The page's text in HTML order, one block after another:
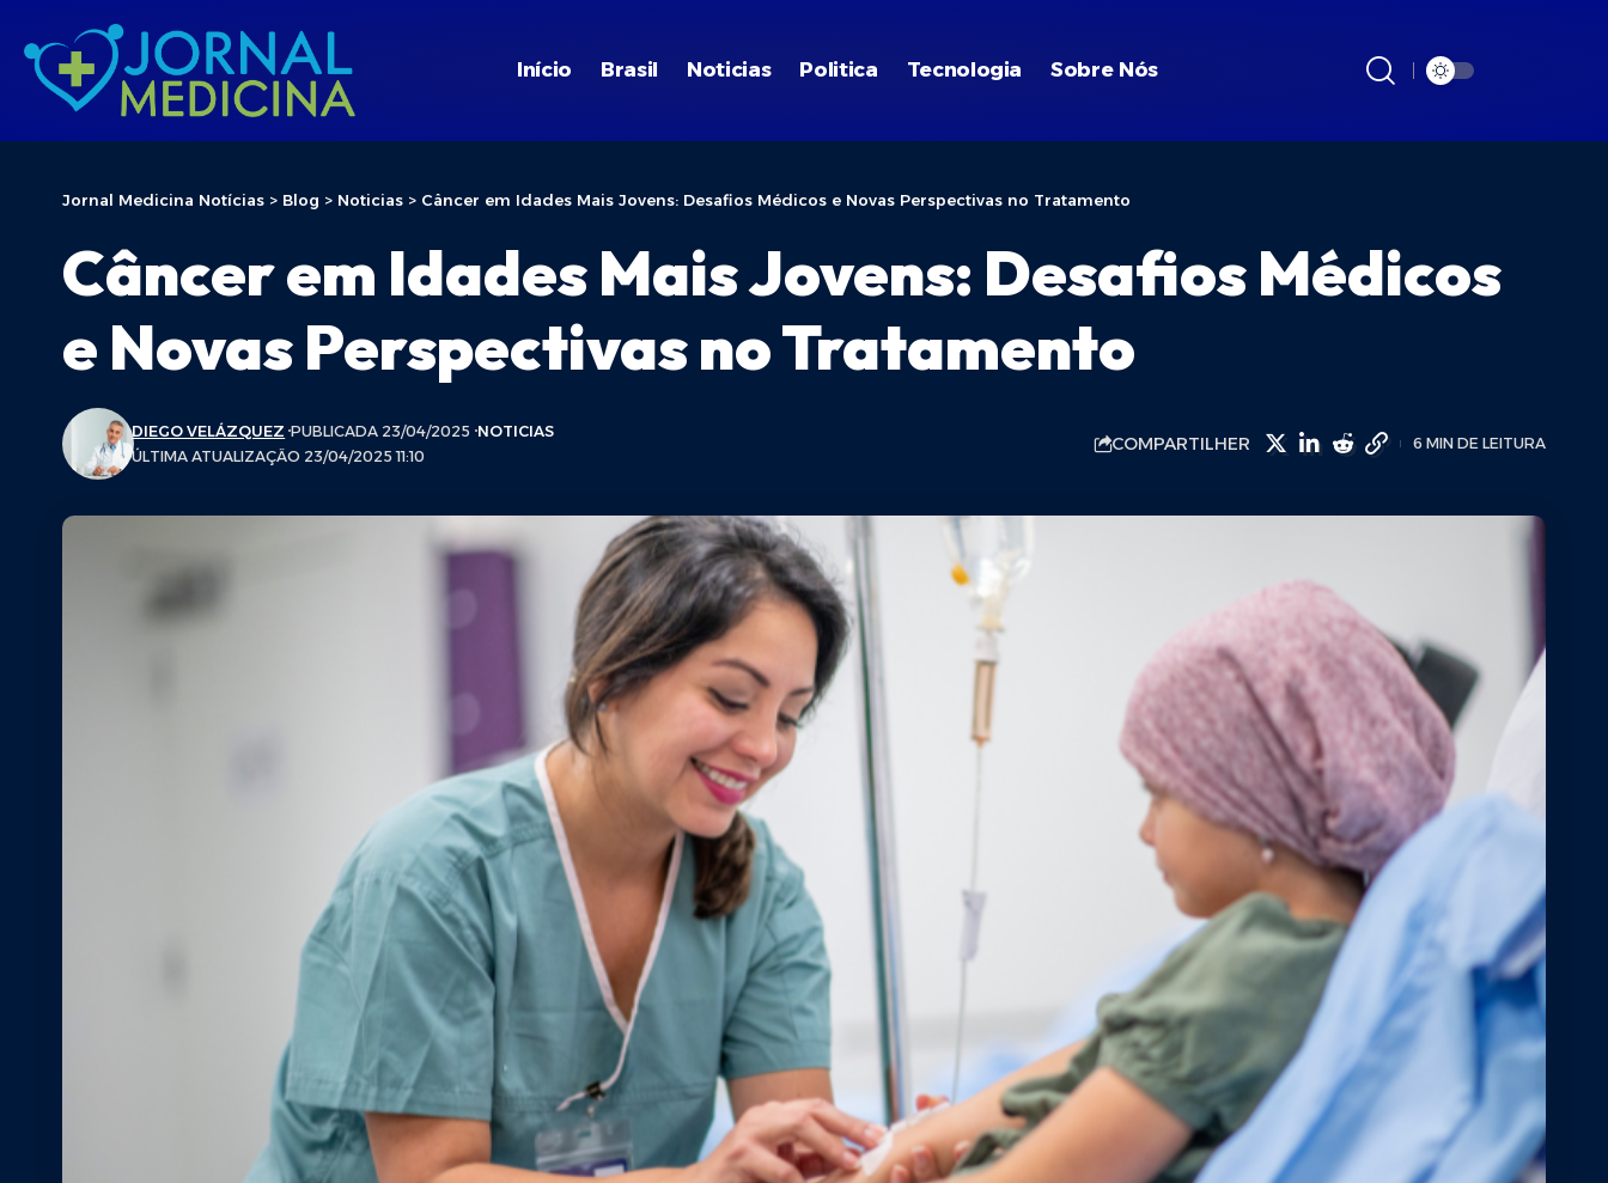
Início Brasil Noticias Politica Tecnologia Sobre Nós
Jornal Medicina Notícias > Blog > Noticias > Câncer em Idades Mais Jovens: Desafios Médicos e Novas Perspectivas no Tratamento
Câncer em Idades Mais Jovens: Desafios Médicos
e Novas Perspectivas no Tratamento
ÚLTIMA ATUALIZAÇÃO 23/04/2025 11:10
DIEGO VELÁZQUEZ PUBLICADA 23/04/2025 NOTICIAS
COMPARTILHER 6 MIN DE LEITURA